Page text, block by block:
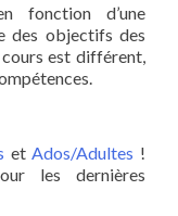
fonction d’une
des objectifs des
est différent,
etAdos/Adultes !
les dernières